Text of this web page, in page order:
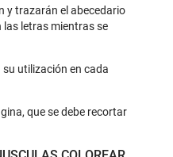
y trazarán el abecedario
letras mientras se
utilización en cada
que se debe recortar